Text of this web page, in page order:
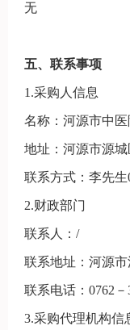
无
五、联系事项
1.采购人信息
名称：河源市中医
地址：河源市源
联系方式： 李先生
2.财政部门
联系人： /
联系地址：河源
联系电话： 0762－
3.采购代理机构信